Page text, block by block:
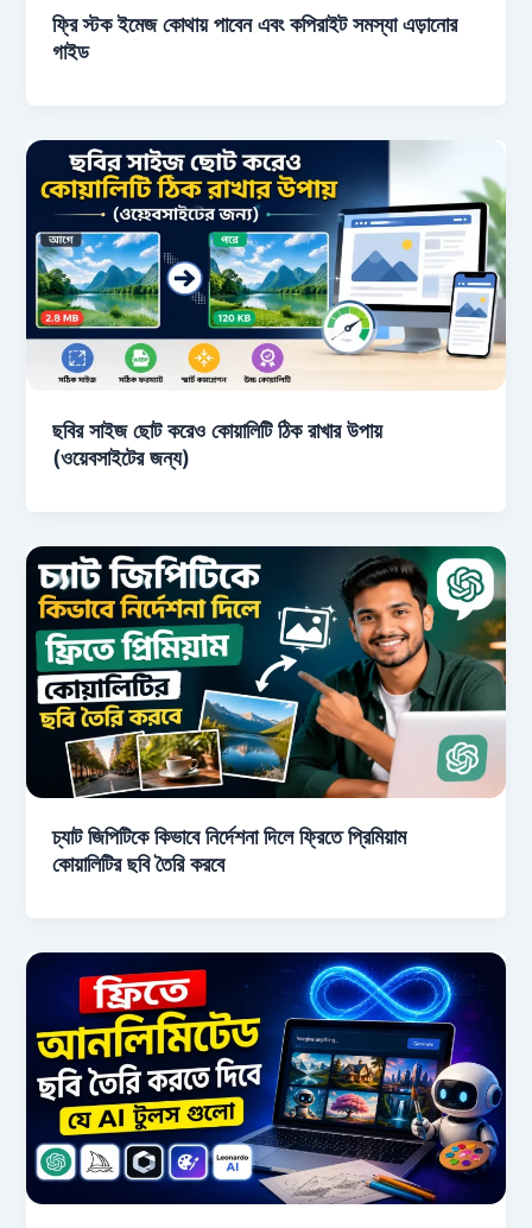
ফ্রি স্টক ইমেজ কোথায় পাবেন এবং কপিরাইট সমস্যা এড়ানোর
গাইড
ছবির সাইজ ছোট করেও কোয়ালিটি ঠিক রাখার উপায়
(ওয়েবসাইটের জন্য)
চ্যাট জিপিটিকে কিভাবে নির্দেশনা দিলে ফ্রিতে প্রিমিয়াম
কোয়ালিটির ছবি তৈরি করবে